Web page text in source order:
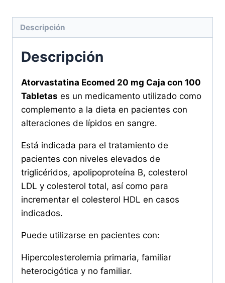
Tabletas
cantidad
Descripción
Descripción
Atorvastatina Ecomed 20 mg Caja con 100
Tabletas es un medicamento utilizado como
complemento a la dieta en pacientes con
alteraciones de lípidos en sangre.
Está indicada para el tratamiento de
pacientes con niveles elevados de
triglicéridos, apolipoproteína B, colesterol
LDL y colesterol total, así como para
incrementar el colesterol HDL en casos
indicados.
Puede utilizarse en pacientes con:
Hipercolesterolemia primaria, familiar
heterocigótica y no familiar.